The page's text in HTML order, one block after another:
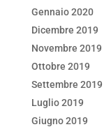
Gennaio 2020
Dicembre 2019
Novembre 2019
Ottobre 2019
Settembre 2019
Luglio 2019
Giugno 2019